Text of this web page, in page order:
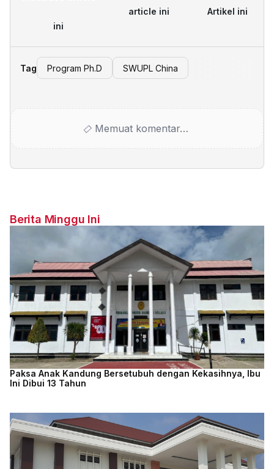
ini
article ini Artikel ini
Tag Program Ph.D SWUPL China
Memuat komentar…
Berita Minggu Ini
Paksa Anak Kandung Bersetubuh dengan Kekasihnya, Ibu
Ini Dibui 13 Tahun